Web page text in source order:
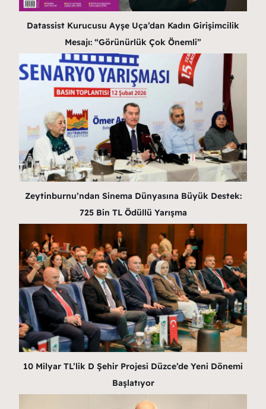
Datassist Kurucusu Ayşe Uça’dan Kadın Girişimcilik
Mesajı: “Görünürlük Çok Önemli”
Zeytinburnu’ndan Sinema Dünyasına Büyük Destek:
725 Bin TL Ödüllü Yarışma
10 Milyar TL’lik D Şehir Projesi Düzce’de Yeni Dönemi
Başlatıyor